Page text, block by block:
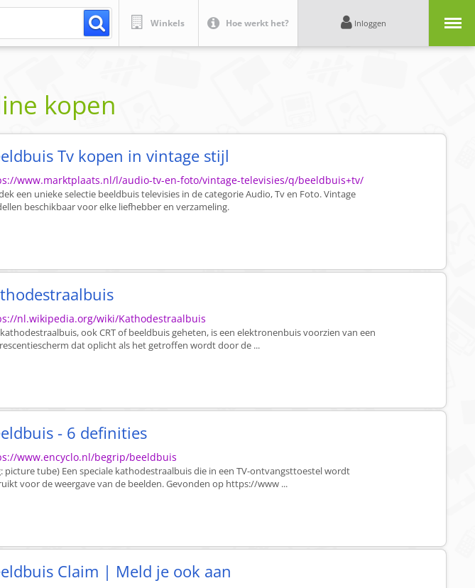
Winkels Hoe werkt het? Inloggen
kopen
Tv kopen in vintage stijl
www.marktplaats.nl/l/audio-tv-en-foto/vintage-televisies/q/beeldbuis+tv/
een unieke selectie beeldbuis televisies in de categorie Audio, Tv en Foto. Vintage
beschikbaar voor elke liefhebber en verzameling.
nl.wikipedia.org/wiki/Kathodestraalbuis
ook CRT of beeldbuis geheten, is een elektronenbuis voorzien van een
dat oplicht als het getroffen wordt door de ...
- 6 definities
www.encyclo.nl/begrip/beeldbuis
picture tube) Een speciale kathodestraalbuis die in een TV-ontvangsttoestel wordt
voor de weergave van de beelden. Gevonden op https://www ...
Claim | Meld je ook aan